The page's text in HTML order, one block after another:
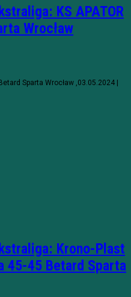
KS APATOR
Wrocław
Sparta Wrocław ,03.05.2024 |
Krono-Plast
45-45 Betard Sparta